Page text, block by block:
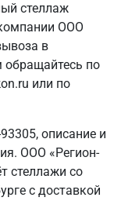
стеллаж
ООО
в
обращайтесь по
или по
описание и
ООО «Регион-
стеллажи со
с доставкой